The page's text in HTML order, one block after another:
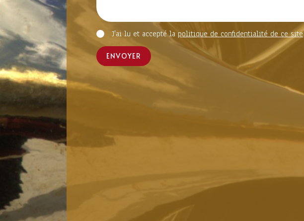
J'ai lu et accepté la politique de confidentialité de ce site
ENVOYER